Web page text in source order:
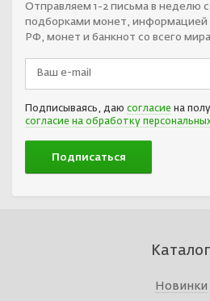
Отправляем 1-2 письма в неделю
подборками монет, информацией
РФ, монет и банкнот со всего
Подписываясь, даю согласие на
согласие на обработку
Каталог
Новинки